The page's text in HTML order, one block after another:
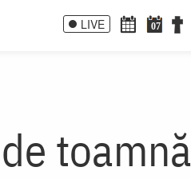
LIVE 07
toamnă